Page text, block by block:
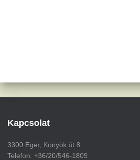
Kapcsolat
3300 Eger, Könyök út 8.
Telefon: +36/20/546-1809